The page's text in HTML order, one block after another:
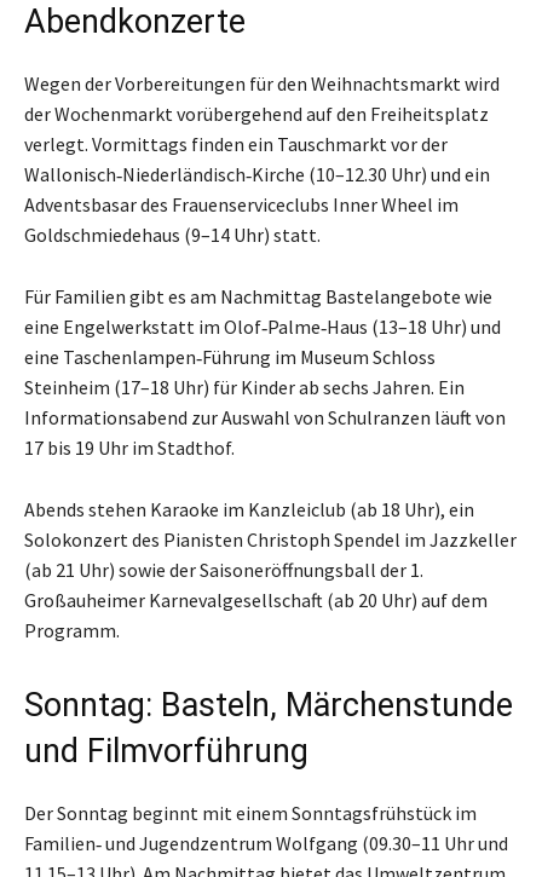
Abendkonzerte
Wegen der Vorbereitungen für den Weihnachtsmarkt wird
der Wochenmarkt vorübergehend auf den Freiheitsplatz
verlegt. Vormittags finden ein Tauschmarkt vor der
Wallonisch‑Niederländisch‑Kirche (10–12.30 Uhr) und ein
Adventsbasar des Frauenserviceclubs Inner Wheel im
Goldschmiedehaus (9–14 Uhr) statt.
Für Familien gibt es am Nachmittag Bastelangebote wie
eine Engelwerkstatt im Olof‑Palme‑Haus (13–18 Uhr) und
eine Taschenlampen‑Führung im Museum Schloss
Steinheim (17–18 Uhr) für Kinder ab sechs Jahren. Ein
Informationsabend zur Auswahl von Schulranzen läuft von
17 bis 19 Uhr im Stadthof.
Abends stehen Karaoke im Kanzleiclub (ab 18 Uhr), ein
Solokonzert des Pianisten Christoph Spendel im Jazzkeller
(ab 21 Uhr) sowie der Saisoneröffnungsball der 1.
Großauheimer Karnevalgesellschaft (ab 20 Uhr) auf dem
Programm.
Sonntag: Basteln, Märchenstunde
und Filmvorführung
Der Sonntag beginnt mit einem Sonntagsfrühstück im
Familien‑ und Jugendzentrum Wolfgang (09.30–11 Uhr und